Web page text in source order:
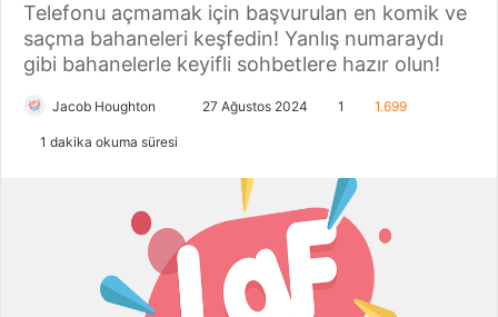
Telefonu açmamak için başvurulan en komik ve
saçma bahaneleri keşfedin! Yanlış numaraydı
gibi bahanelerle keyifli sohbetlere hazır olun!
Jacob Houghton
i
o
27 Ağustos 2024 1 1.699
1 dakika okuma süresi